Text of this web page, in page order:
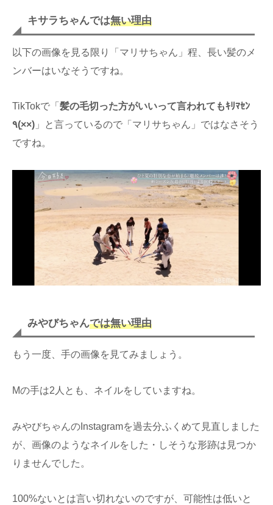
キサラちゃんでは無い理由
以下の画像を見る限り「マリサちゃん」程、長い髪のメ
ンバーはいなそうですね。
TikTokで「 髪の毛切った方がいいって言われてもｷﾘﾏｾﾝ
٩(×̯×) 」と言っているので「マリサちゃん」ではなさそう
ですね。
みやびちゃんでは無い理由
もう一度、手の画像を見てみましょう。
Mの手は2人とも、ネイルをしていますね。
みやびちゃんのInstagramを過去分ふくめて見直しました
が、画像のようなネイルをした・しそうな形跡は見つか
りませんでした。
100%ないとは言い切れないのですが、可能性は低いと